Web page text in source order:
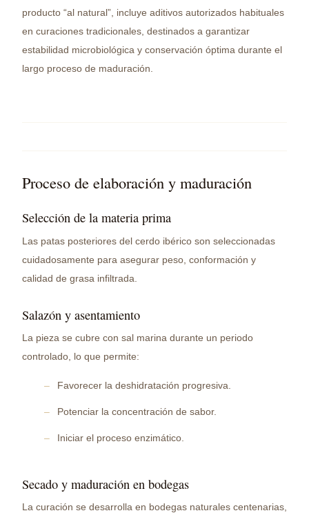
producto “al natural”, incluye aditivos autorizados habituales
en curaciones tradicionales, destinados a garantizar
estabilidad microbiológica y conservación óptima durante el
largo proceso de maduración.
Proceso de elaboración y maduración
Selección de la materia prima
Las patas posteriores del cerdo ibérico son seleccionadas
cuidadosamente para asegurar peso, conformación y
calidad de grasa infiltrada.
Salazón y asentamiento
La pieza se cubre con sal marina durante un periodo
controlado, lo que permite:
Favorecer la deshidratación progresiva.
Potenciar la concentración de sabor.
Iniciar el proceso enzimático.
Secado y maduración en bodegas
La curación se desarrolla en bodegas naturales centenarias,